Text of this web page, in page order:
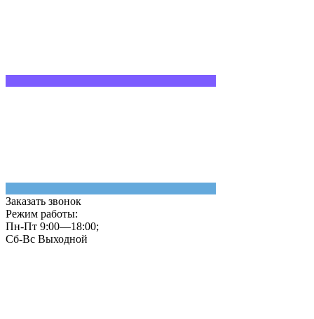
Заказать звонок
Режим работы:
Пн-Пт 9:00—18:00;
Сб-Вс Выходной